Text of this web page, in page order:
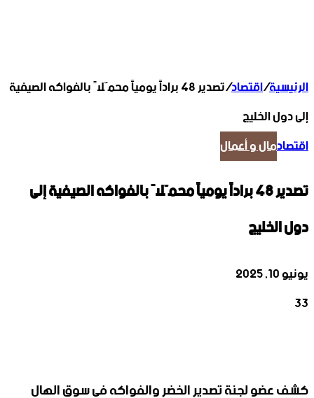
الرئيسية/اقتصاد/
تصدير 48 براداً يومياً محمّلاً بالفواكه الصيفية
إلى دول الخليج
اقتصادمال و أعمال
تصدير 48 براداً يومياً محمّلاً بالفواكه الصيفية إلى
دول الخليج
يونيو 10, 2025
33
كشف عضو لجنة تصدير الخضر والفواكه في سوق الهال